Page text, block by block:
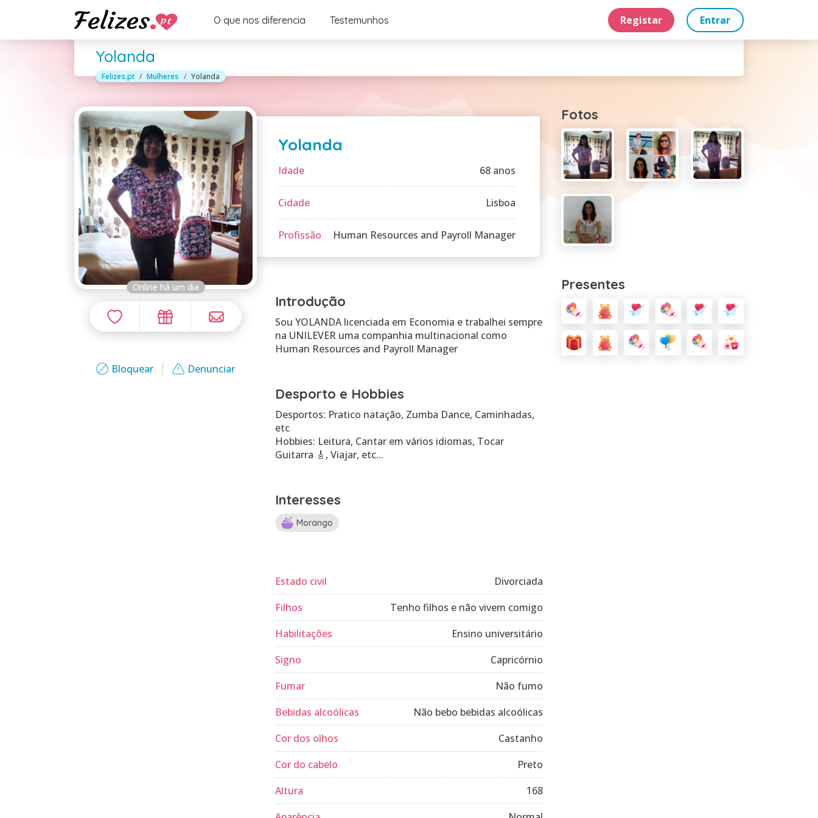
O que nos diferencia Testemunhos Registar Entrar
Yolanda
Felizes.pt Mulheres Yolanda
Online há um dia
Bloquear Denunciar
Yolanda
Idade 68 anos
Cidade Lisboa
Profissão Human Resources and Payroll Manager
Introdução
Sou YOLANDA licenciada em Economia e trabalhei sempre
na UNILEVER uma companhia multinacional como
Human Resources and Payroll Manager
Desporto e Hobbies
Desportos: Pratico natação, Zumba Dance, Caminhadas,
etc
Hobbies: Leitura, Cantar em vários idiomas, Tocar
Guitarra 🎸, Viajar, etc...
Interesses
Morango
Estado civil
Divorciada
Filhos
Tenho filhos e não vivem comigo
Habilitações
Ensino universitário
Signo
Capricórnio
Fumar
Não fumo
Bebidas alcoólicas
Não bebo bebidas alcoólicas
Cor dos olhos
Castanho
Cor do cabelo
Preto
Altura
168
Fotos
Presentes